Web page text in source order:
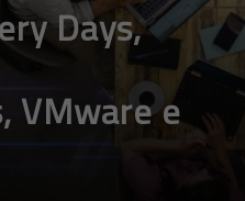
Days,
VMware e